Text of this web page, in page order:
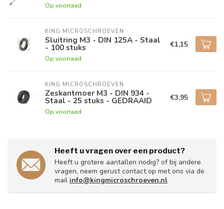
Op voorraad
KING MICROSCHROEVEN
Sluitring M3 - DIN 125A - Staal
- 100 stuks
Op voorraad
€1,15
KING MICROSCHROEVEN
Zeskantmoer M3 - DIN 934 -
Staal - 25 stuks - GEDRAAID
Op voorraad
€3,95
Heeft u vragen over een product?
Heeft u grotere aantallen nodig? of bij andere
vragen, neem gerust contact op met ons via de
mail info@kingmicroschroeven.nl